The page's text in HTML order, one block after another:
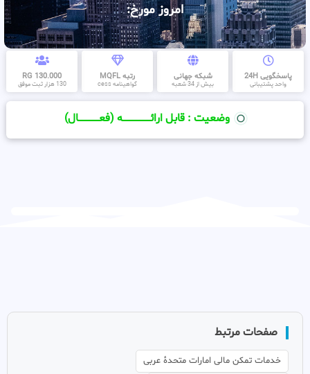
امروز مورخ:
پاسخگویی 24H
واحد پشتیبانی
شبکه جهانی
بیش از 34 شعبه
رتبه MQFL
گواهینامه cess
130.000 RG
130 هزار ثبت موفق
وضعیت : قابل ارائــــــــــــــــــــه (فعـــــــــــــــال)
صفحات مرتبط
خدمات تمکن مالی امارات متحدهٔ عربی